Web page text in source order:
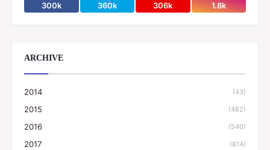
300k 360k 306k 1.8k
ARCHIVE
2014 (43)
2015 (482)
2016 (540)
2017 (814)